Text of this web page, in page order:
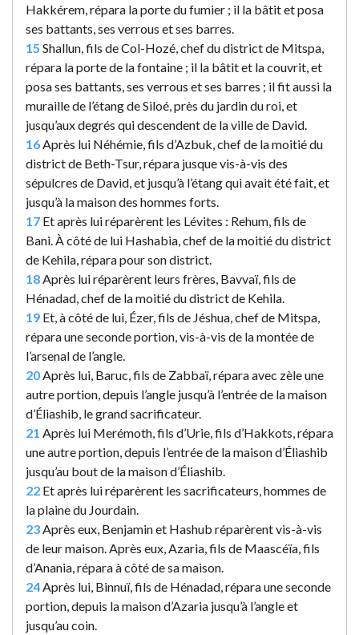
Hakkérem, répara la porte du fumier ; il la bâtit et posa
ses battants, ses verrous et ses barres.
15 Shallun, fils de Col-Hozé, chef du district de Mitspa,
répara la porte de la fontaine ; il la bâtit et la couvrit, et
posa ses battants, ses verrous et ses barres ; il fit aussi la
muraille de l’étang de Siloé, près du jardin du roi, et
jusqu’aux degrés qui descendent de la ville de David.
16 Après lui Néhémie, fils d’Azbuk, chef de la moitié du
district de Beth-Tsur, répara jusque vis-à-vis des
sépulcres de David, et jusqu’à l’étang qui avait été fait, et
jusqu’à la maison des hommes forts.
17 Et après lui réparèrent les Lévites : Rehum, fils de
Bani. À côté de lui Hashabia, chef de la moitié du district
de Kehila, répara pour son district.
18 Après lui réparèrent leurs frères, Bavvaï, fils de
Hénadad, chef de la moitié du district de Kehila.
19 Et, à côté de lui, Ézer, fils de Jéshua, chef de Mitspa,
répara une seconde portion, vis-à-vis de la montée de
l’arsenal de l’angle.
20 Après lui, Baruc, fils de Zabbaï, répara avec zèle une
autre portion, depuis l’angle jusqu’à l’entrée de la maison
d’Éliashib, le grand sacrificateur.
21 Après lui Merémoth, fils d’Urie, fils d’Hakkots, répara
une autre portion, depuis l’entrée de la maison d’Éliashib
jusqu’au bout de la maison d’Éliashib.
22 Et après lui réparèrent les sacrificateurs, hommes de
la plaine du Jourdain.
23 Après eux, Benjamin et Hashub réparèrent vis-à-vis
de leur maison. Après eux, Azaria, fils de Maascéïa, fils
d’Anania, répara à côté de sa maison.
24 Après lui, Binnuï, fils de Hénadad, répara une seconde
portion, depuis la maison d’Azaria jusqu’à l’angle et
jusqu’au coin.